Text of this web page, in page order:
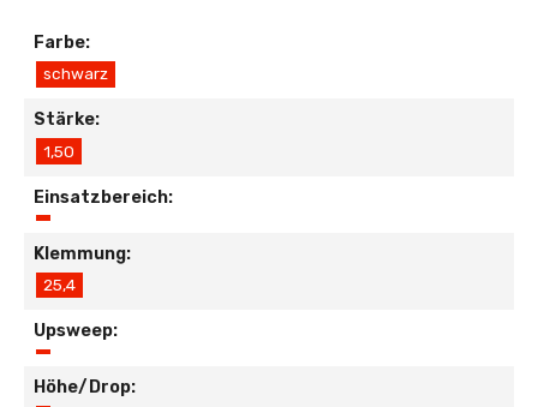
Farbe:
schwarz
Stärke:
1,50
Einsatzbereich:
Klemmung:
25,4
Upsweep:
Höhe/Drop: